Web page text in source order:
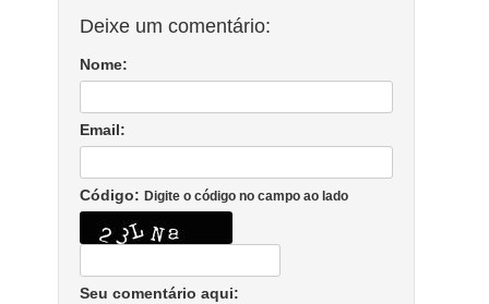
Deixe um comentário:
Nome:
Email:
Código: Digite o código no campo ao lado
Seu comentário aqui: